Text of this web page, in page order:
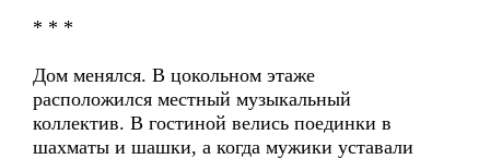
* * *
Дом менялся. В цокольном этаже
расположился местный музыкальный
коллектив. В гостиной велись поединки в
шахматы и шашки, а когда мужики уставали